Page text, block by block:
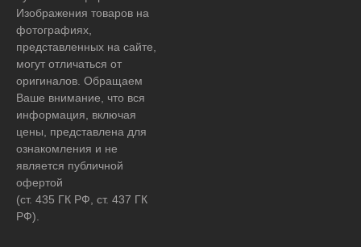
Изображения товаров на
фотографиях,
представленных на сайте,
могут отличаться от
оригиналов. Обращаем
Ваше внимание, что вся
информация, включая
цены, представлена для
ознакомления и не
является публичной
офертой
(ст. 435 ГК РФ, ст. 437 ГК
РФ).